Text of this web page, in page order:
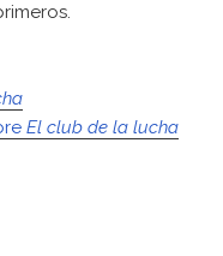
El club de la lucha